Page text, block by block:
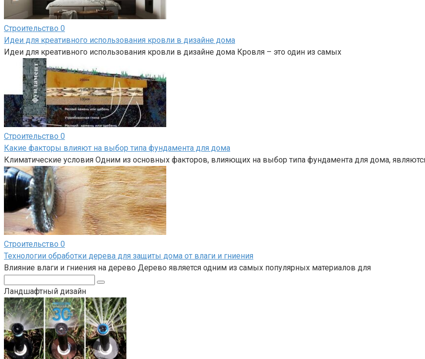
Строительство 0
Идеи для креативного использования кровли в дизайне дома
Идеи для креативного использования кровли в дизайне дома Кровля – это один из самых
Строительство 0
Какие факторы влияют на выбор типа фундамента для дома
Климатические условия Одним из основных факторов, влияющих на выбор типа фундамента для дома,
Строительство 0
Технологии обработки дерева для защиты дома от влаги и гниения
Влияние влаги и гниения на дерево Дерево является одним из самых популярных материалов для
Ландшафтный дизайн